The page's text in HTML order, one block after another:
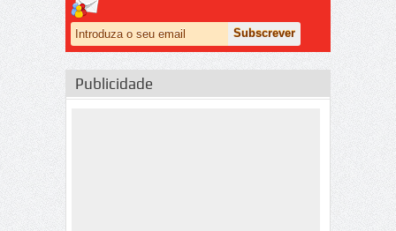
Publicidade